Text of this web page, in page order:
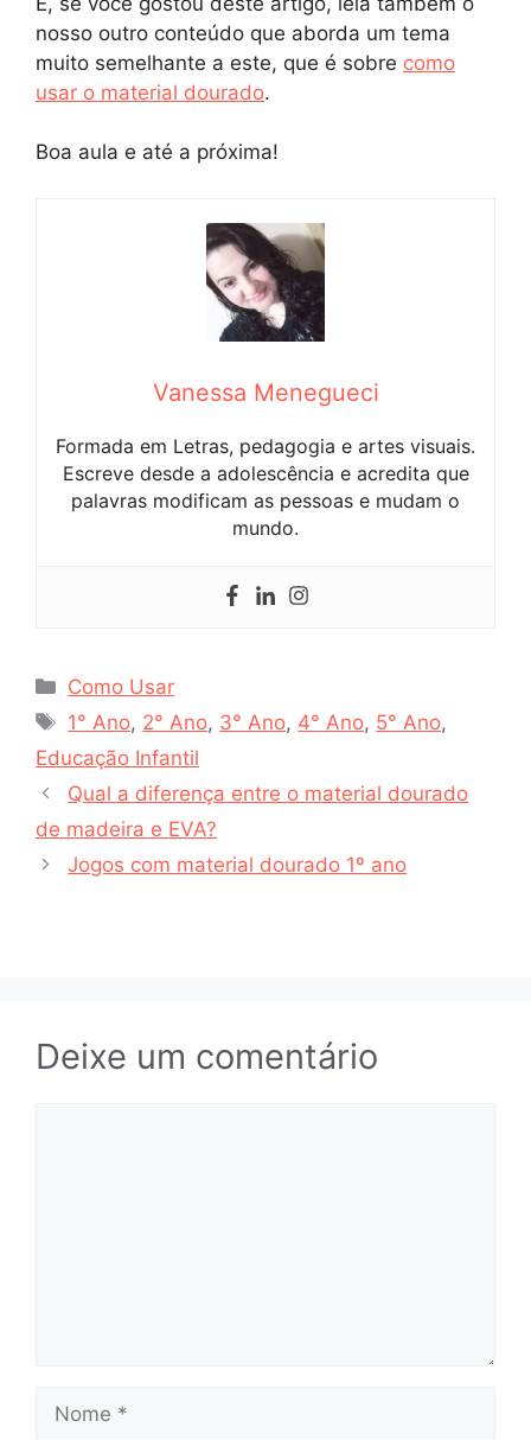
nosso outro conteúdo que aborda um tema
muito semelhante a este, que é sobre como
usar o material dourado.
Boa aula e até a próxima!
Vanessa Menegueci
Formada em Letras, pedagogia e artes visuais.
Escreve desde a adolescência e acredita que
palavras modificam as pessoas e mudam o
mundo.
Categorias
Como Usar
Tags
1° Ano, 2° Ano, 3° Ano, 4° Ano, 5° Ano,
Educação Infantil
Qual a diferença entre o material dourado
de madeira e EVA?
Jogos com material dourado 1º ano
Deixe um comentário
Nome